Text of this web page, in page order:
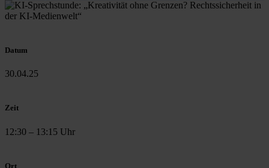
Datum
30.04.25
Zeit
12:30 – 13:15 Uhr
Ort